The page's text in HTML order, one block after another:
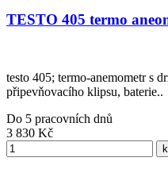
TESTO 405 termo
testo 405; termo-anemometr s
připevňovacího klipsu, baterie..
Do 5 pracovních dnů
3 830 Kč